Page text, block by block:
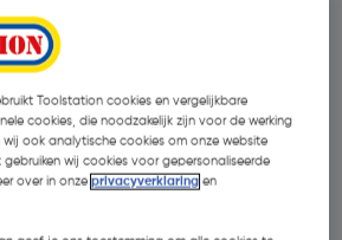
Toolstation cookies en vergelijkbare
cookies, die noodzakelijk zijn voor de werking
ook analytische cookies om onze website
wij cookies voor gepersonaliseerde
over in onzeprivacyverklaring en